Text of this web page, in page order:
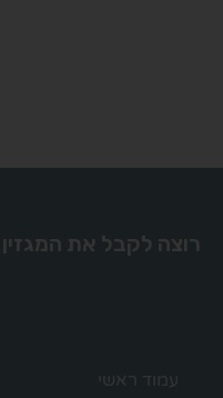
רוצה לקבל את
עמוד ראשי